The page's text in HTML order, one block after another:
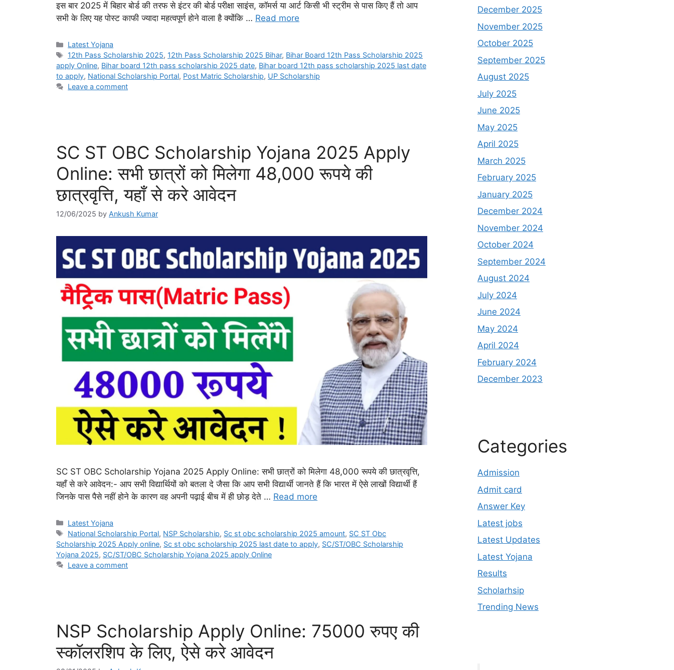
इस बार 2025 में बिहार बोर्ड की तरफ से इंटर की बोर्ड परीक्षा साइंस, कॉमर्स या आर्ट किसी भी स्ट्रीम से पास किए हैं तो आप
सभी के लिए यह पोस्ट काफी ज्यादा महत्वपूर्ण होने वाला है क्योंकि … Read more
Categories
Latest Yojana
Tags
12th Pass Scholarship 2025, 12th Pass Scholarship 2025 Bihar, Bihar Board 12th Pass Scholarship 2025
apply Online, Bihar board 12th pass scholarship 2025 date, Bihar board 12th pass scholarship 2025 last date
to apply, National Scholarship Portal, Post Matric Scholarship, UP Scholarship
Leave a comment
SC ST OBC Scholarship Yojana 2025 Apply
Online: सभी छात्रों को मिलेगा 48,000 रूपये की
छात्रवृत्ति, यहाँ से करे आवेदन
12/06/2025 by Ankush Kumar
SC ST OBC Scholarship Yojana 2025 Apply Online: सभी छात्रों को मिलेगा 48,000 रूपये की छात्रवृत्ति,
यहाँ से करे आवेदन:- आप सभी विद्यार्थियों को बतला दे जैसा कि आप सभी विद्यार्थी जानते हैं कि भारत में ऐसे लाखों विद्यार्थी हैं
जिनके पास पैसे नहीं होने के कारण वह अपनी पढ़ाई बीच में ही छोड़ देते … Read more
Categories
Latest Yojana
Tags
National Scholarship Portal, NSP Scholarship, Sc st obc scholarship 2025 amount, SC ST Obc
Scholarship 2025 Apply online, Sc st obc scholarship 2025 last date to apply, SC/ST/OBC Scholarship
Yojana 2025, SC/ST/OBC Scholarship Yojana 2025 apply Online
Leave a comment
NSP Scholarship Apply Online: 75000 रुपए की
स्कॉलरशिप के लिए, ऐसे करे आवेदन
December 2025
November 2025
October 2025
September 2025
August 2025
July 2025
June 2025
May 2025
April 2025
March 2025
February 2025
January 2025
December 2024
November 2024
October 2024
September 2024
August 2024
July 2024
June 2024
May 2024
April 2024
February 2024
December 2023
Categories
Admission
Admit card
Answer Key
Latest jobs
Latest Updates
Latest Yojana
Results
Scholarhsip
Trending News